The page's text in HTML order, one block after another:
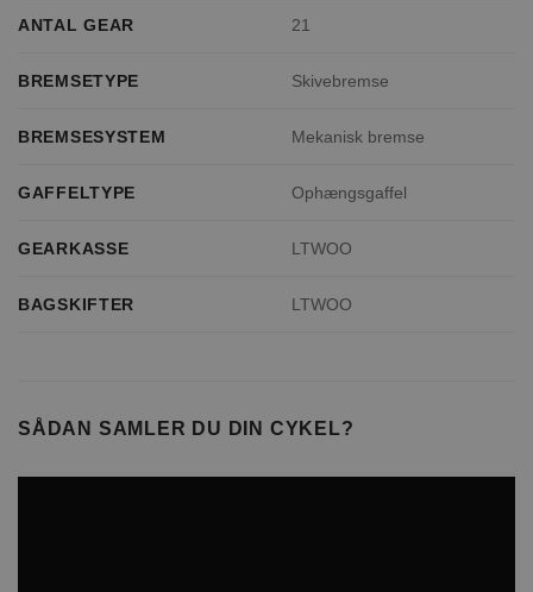
ANTAL GEAR 21
BREMSETYPE Skivebremse
BREMSESYSTEM Mekanisk bremse
GAFFELTYPE Ophængsgaffel
GEARKASSE LTWOO
BAGSKIFTER LTWOO
SÅDAN SAMLER DU DIN CYKEL?